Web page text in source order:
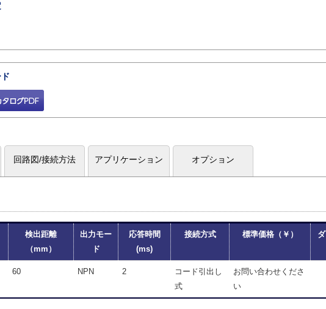
回路図/接続方法 アプリケーション オプション
検出距離
（mm）
出力モー
ド
応答時間
(ms)
接続方式 標準価格（￥）
60 NPN 2
コード引出し
式
お問い合わせくださ
い